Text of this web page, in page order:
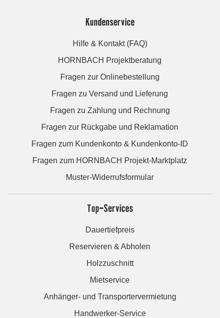
Kundenservice
Hilfe & Kontakt (FAQ)
HORNBACH Projektberatung
Fragen zur Onlinebestellung
Fragen zu Versand und Lieferung
Fragen zu Zahlung und Rechnung
Fragen zur Rückgabe und Reklamation
Fragen zum Kundenkonto & Kundenkonto-ID
Fragen zum HORNBACH Projekt-Marktplatz
Muster-Widerrufsformular
Top-Services
Dauertiefpreis
Reservieren & Abholen
Holzzuschnitt
Mietservice
Anhänger- und Transportervermietung
Handwerker-Service